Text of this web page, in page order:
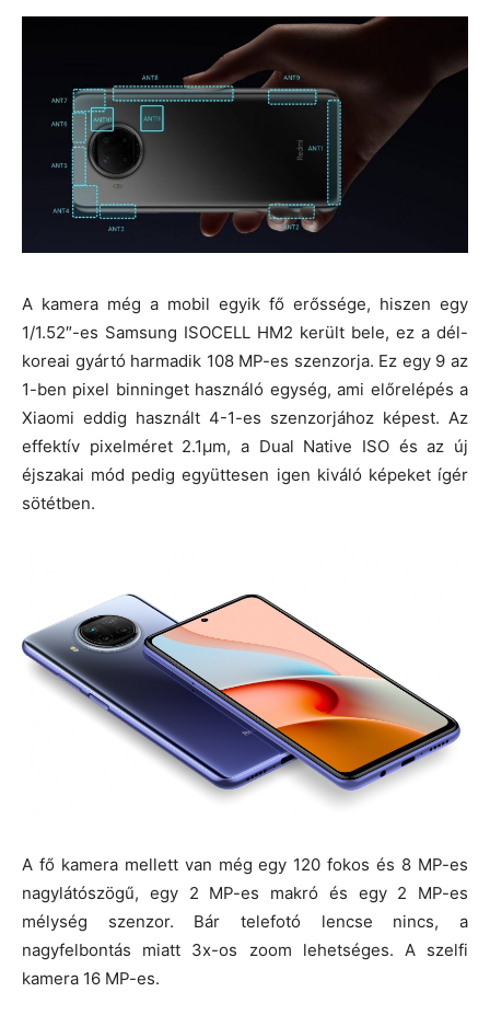
A kamera még a mobil egyik fő erőssége, hiszen egy
1/1.52″-es Samsung ISOCELL HM2 került bele, ez a dél-
koreai gyártó harmadik 108 MP-es szenzorja. Ez egy 9 az
1-ben pixel binninget használó egység, ami előrelépés a
Xiaomi eddig használt 4-1-es szenzorjához képest. Az
effektív pixelméret 2.1µm, a Dual Native ISO és az új
éjszakai mód pedig együttesen igen kiváló képeket ígér
sötétben.
A fő kamera mellett van még egy 120 fokos és 8 MP-es
nagylátószögű, egy 2 MP-es makró és egy 2 MP-es
mélység szenzor. Bár telefotó lencse nincs, a
nagyfelbontás miatt 3x-os zoom lehetséges. A szelfi
kamera 16 MP-es.